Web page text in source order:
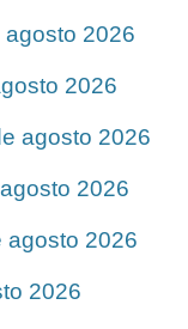
2026
2026
agosto 2026
2026
agosto 2026
2026